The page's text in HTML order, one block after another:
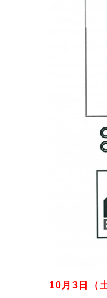
10月3日